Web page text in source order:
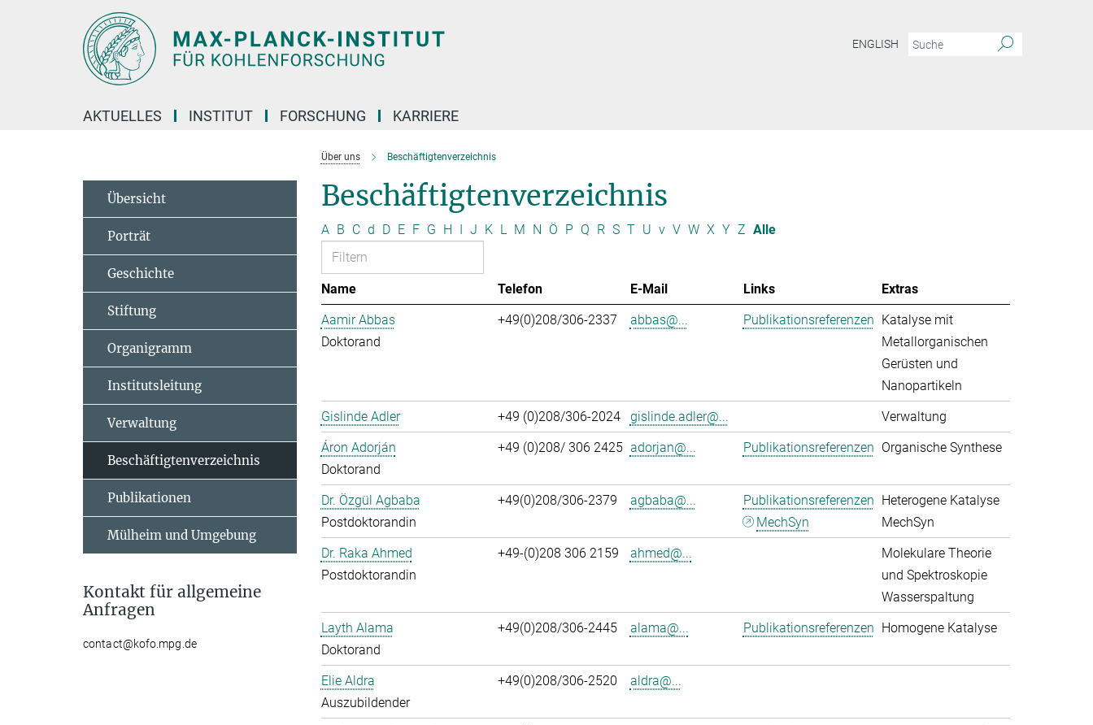
ENGLISH
AKTUELLES INSTITUT FORSCHUNG KARRIERE
Über uns Beschäftigtenverzeichnis
Beschäftigtenverzeichnis
A B C d D E F G H I J K L M N Ö P Q R S T U v V W X Y Z Alle
Name Telefon E-Mail Links
Extras
Aamir Abbas
Doktorand
+49(0)208/306-2337 abbas@... Publikationsreferenzen Katalyse mit
Metallorganischen
Gerüsten und
Nanopartikeln
Gislinde Adler
+49 (0)208/306-2024 gislinde.adler@...
Verwaltung
Áron Adorján
Doktorand
+49 (0)208/ 306 2425 adorjan@... Publikationsreferenzen Organische Synthese
Dr. Özgül Agbaba
Postdoktorandin
+49(0)208/306-2379 agbaba@...
Publikationsreferenzen
MechSyn
Heterogene Katalyse
MechSyn
Dr. Raka Ahmed
Postdoktorandin
+49-(0)208 306 2159 ahmed@...
Molekulare Theorie
und Spektroskopie
Wasserspaltung
Layth Alama
Doktorand
+49(0)208/306-2445 alama@... Publikationsreferenzen Homogene Katalyse
Elie Aldra
Auszubildender
+49(0)208/306-2520 aldra@...
Übersicht
Porträt
Geschichte
Stiftung
Organigramm
Institutsleitung
Verwaltung
Beschäftigtenverzeichnis
Publikationen
Mülheim und Umgebung
Kontakt für allgemeine
Anfragen
contact@kofo.mpg.de